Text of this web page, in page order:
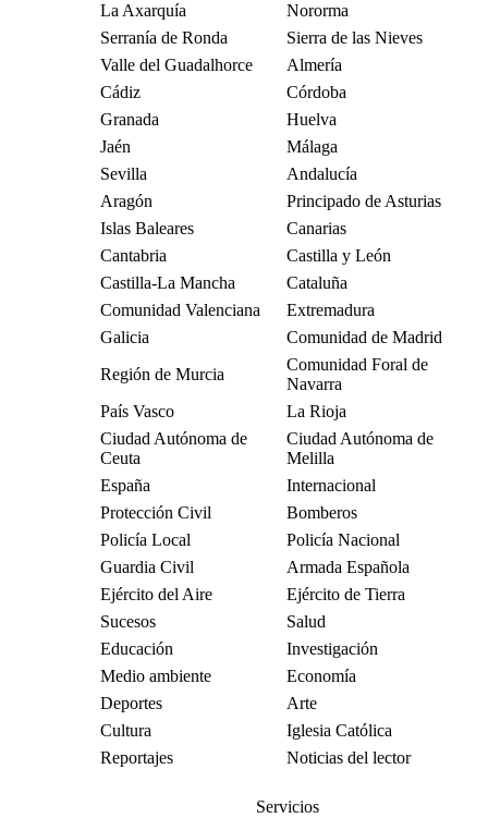
La Axarquía
Nororma
Serranía de Ronda
Sierra de las Nieves
Valle del Guadalhorce
Almería
Cádiz
Córdoba
Granada
Huelva
Jaén
Málaga
Sevilla
Andalucía
Aragón
Principado de Asturias
Islas Baleares
Canarias
Cantabria
Castilla y León
Castilla-La Mancha
Cataluña
Comunidad Valenciana
Extremadura
Galicia
Comunidad de Madrid
Región de Murcia
Comunidad Foral de
Navarra
País Vasco
La Rioja
Ciudad Autónoma de
Ceuta
Ciudad Autónoma de
Melilla
España
Internacional
Protección Civil
Bomberos
Policía Local
Policía Nacional
Guardia Civil
Armada Española
Ejército del Aire
Ejército de Tierra
Sucesos
Salud
Educación
Investigación
Medio ambiente
Economía
Deportes
Arte
Cultura
Iglesia Católica
Reportajes
Noticias del lector
Servicios